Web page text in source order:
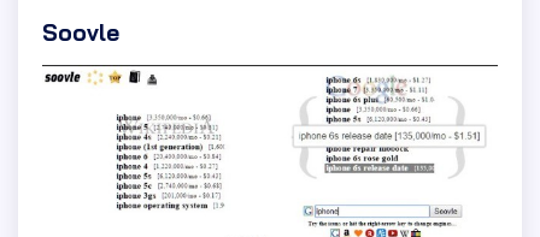
Soovle